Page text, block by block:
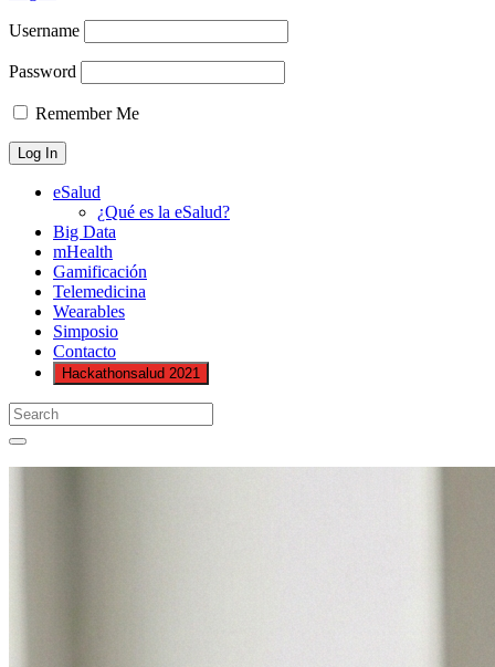
Username
Password
Remember Me
eSalud
¿Qué es la eSalud?
Big Data
mHealth
Gamificación
Telemedicina
Wearables
Simposio
Contacto
Hackathonsalud 2021